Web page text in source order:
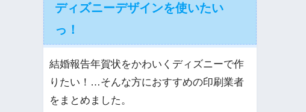
ディズニーデザインを使いたい
っ！
結婚報告年賀状をかわいくディズニーで作
りたい！…そんな方におすすめの印刷業者
をまとめました。